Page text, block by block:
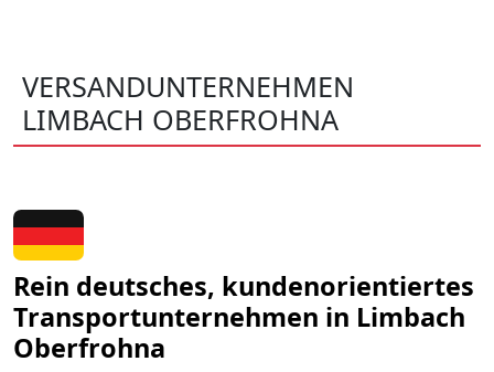
VERSANDUNTERNEHMEN
LIMBACH OBERFROHNA
Rein deutsches, kundenorientiertes
Transportunternehmen in Limbach
Oberfrohna